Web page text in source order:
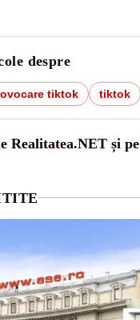
despre
tiktok tiktok
Realitatea.NET și pe